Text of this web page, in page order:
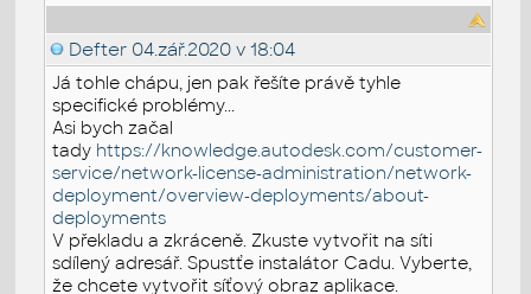
Defter 04.zář.2020 v 18:04
Já tohle chápu, jen pak řešíte právě tyhle
specifické problémy...
Asi bych začal
tady https://knowledge.autodesk.com/customer-
service/network-license-administration/network-
deployment/overview-deployments/about-
deployments
V překladu a zkráceně. Zkuste vytvořit na síti
sdílený adresář. Spustťe instalátor Cadu. Vyberte,
že chcete vytvořit síťový obraz aplikace.